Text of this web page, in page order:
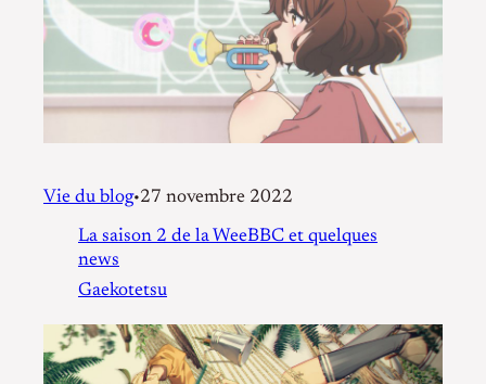
Vie du blog•27 novembre 2022
La saison 2 de la WeeBBC et quelques
news
Gaekotetsu